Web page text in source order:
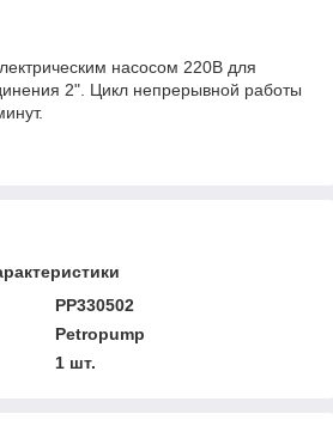
насосом 220В для
2". Цикл непрерывной работы
PP330502
Petropump
1 шт.